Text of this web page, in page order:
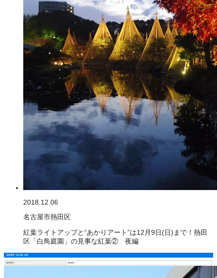
2018.12.06
名古屋市熱田区
紅葉ライトアップと“あかりアート”は12月9日(日)まで！熱田
区「白鳥庭園」の見事な紅葉② 夜編
物件番号・取り扱い支店
物件番号 4850858